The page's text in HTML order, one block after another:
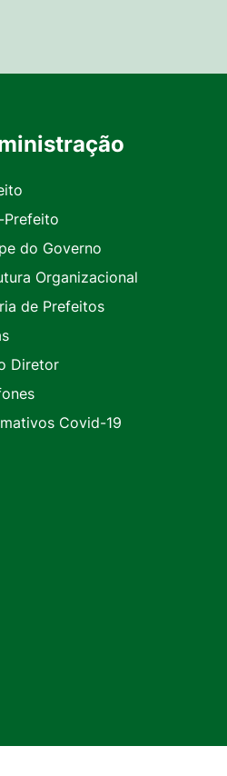
Prefeito
do Governo
Organizacional
de Prefeitos
Diretor
Covid-19